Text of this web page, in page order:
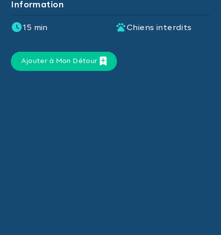
Information
15 min Chiens interdits
Ajouter à Mon Détour